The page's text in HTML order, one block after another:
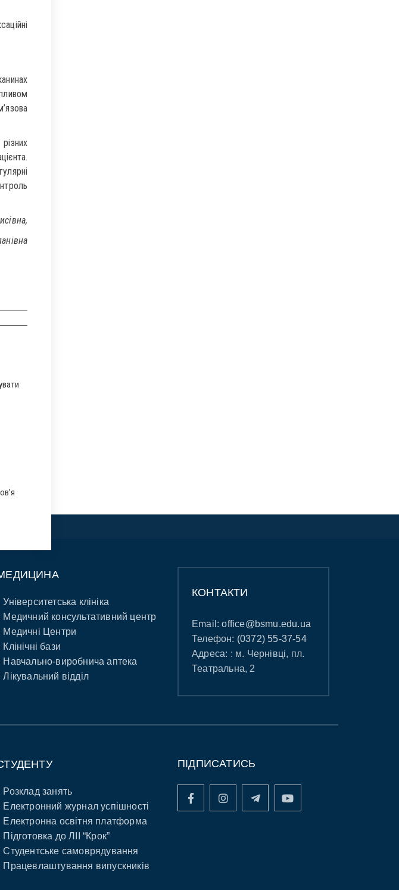
Університетська клініка
Медичний консультативний центр
Медичні Центри
Клінічні бази
Навчально-виробнича аптека
Лікувальний відділ
КОНТАКТИ
Email:office@bsmu.edu.ua
Телефон: (0372) 55-37-54
Адреса: : м. Чернівці, пл.
Театральна, 2
Розклад занять
Електронний журнал успішності
Електронна освітня платформа
Підготовка до ЛІІ “Крок”
Студентське самоврядування
Працевлаштування випускників
ПІДПИСАТИСЬ